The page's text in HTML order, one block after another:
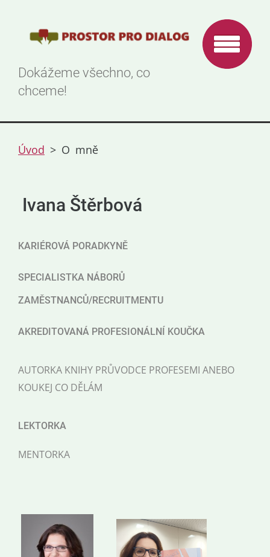
Dokážeme všechno, co
chceme!
Úvod > O mně
Ivana Štěrbová
KARIÉROVÁ PORADKYNĚ
SPECIALISTKA NÁBORŮ
ZAMĚSTNANCŮ/RECRUITMENTU
AKREDITOVANÁ PROFESIONÁLNÍ KOUČKA
AUTORKA KNIHY PRŮVODCE PROFESEMI ANEBO
KOUKEJ CO DĚLÁM
LEKTORKA
MENTORKA